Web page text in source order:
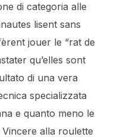
di categoria alle
lisent sans
jouer le “rat de
qu’elles sont
di una vera
specializzata
e quanto meno le
alla roulette